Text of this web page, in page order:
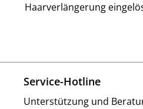
Haarverlängerung
Service-Hotline
Unterstützung und